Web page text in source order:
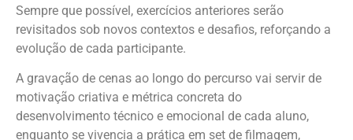
Sempre que possível, exercícios anteriores serão
revisitados sob novos contextos e desafios, reforçando a
evolução de cada participante.
A gravação de cenas ao longo do percurso vai servir de
motivação criativa e métrica concreta do
desenvolvimento técnico e emocional de cada aluno,
enquanto se vivencia a prática em set de filmagem,